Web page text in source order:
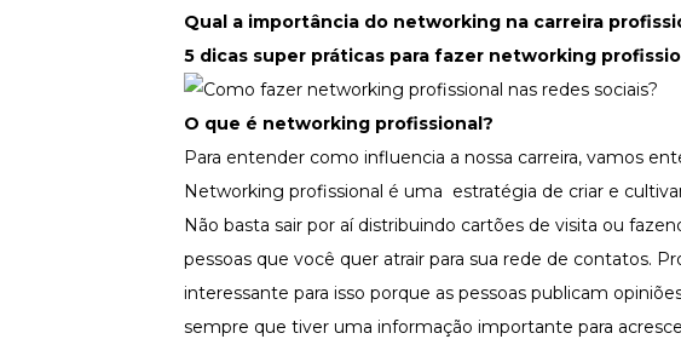
Materiais centralizados
Newsletters
Qual a importância do networking na carreira
5 dicas super práticas para fazer networking
O que é networking profissional?
Para entender como influencia a nossa carreira, vamos
Networking profissional é uma estratégia de criar e
Não basta sair por aí distribuindo cartões de visita ou
pessoas que você quer atrair para sua rede de contatos.
interessante para isso porque as pessoas publicam
sempre que tiver uma informação importante para